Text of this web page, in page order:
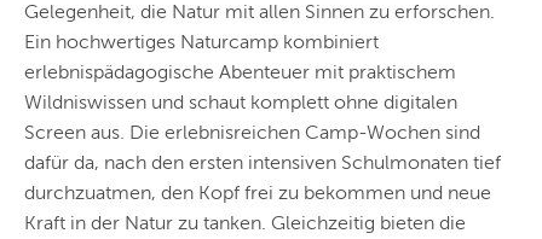
BERLIN
MÜNCHEN
FRANKFURT
KÖLN
Gelegenheit, die Natur mit allen Sinnen zu erforschen.
Ein hochwertiges Naturcamp kombiniert
erlebnispädagogische Abenteuer mit praktischem
Wildniswissen und schaut komplett ohne digitalen
Screen aus. Die erlebnisreichen Camp-Wochen sind
dafür da, nach den ersten intensiven Schulmonaten tief
durchzuatmen, den Kopf frei zu bekommen und neue
Kraft in der Natur zu tanken. Gleichzeitig bieten die